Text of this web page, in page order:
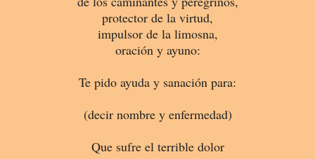
protector de la virtud,
impulsor de la limosna,
oración y ayuno:
Te pido ayuda y sanación para:
(decir nombre y enfermedad)
Que sufre el terrible dolor